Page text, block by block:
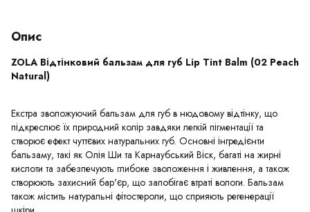
Опис
ZOLA Відтінковий бальзам для губ Lip Tint Balm (02 Peach
Natural)
Екстра зволожуючий бальзам для губ в нюдовому відтінку, що
підкреслює їх природний колір завдяки легкій пігментації та
створює ефект чуттєвих натуральних губ. Основні інгредієнти
бальзаму, такі як Олія Ши та Карнаубський Віск, багаті на жирні
кислоти та забезпечують глибоке зволоження і живлення, а також
створюють захисний бар'єр, що запобігає втраті вологи. Бальзам
також містить натуральні фітостероли, що сприяють регенерації